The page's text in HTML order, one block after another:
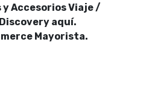
Accesorios Viaje /
aquí.
Mayorista.